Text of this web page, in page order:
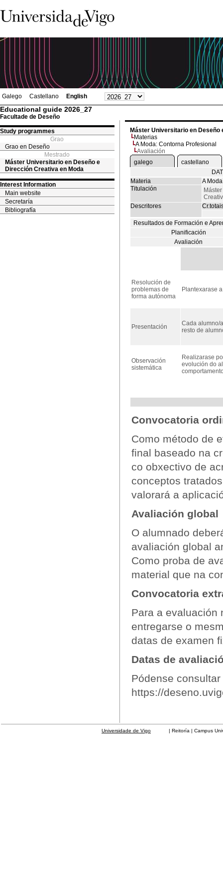
Galego Castellano English
Educational guide 2026_27
Facultade de Deseño
Study programmes
Grao
Grao en Deseño
Mestrado
Máster Universitario en Deseño e
Dirección Creativa en Moda
Interest Information
Main website
Secretaría
Bibliografía
Máster Universitario en Deseño
Materias
A Moda: Contorna Profesional
Avaliación
galego
castellano
Materia
A
Titulación
Descritores
Resultados de Formación e
Planificación
Avaliación
Resolución de
problemas de
forma autónoma
Plantexarase
Presentación
Cada alumno/
resto de
Observación
sistemática
Realizarase
evolución do
Convocatoria
Como método de
final baseado na
co obxectivo de
conceptos
valorará a
Avaliación global
O alumnado
avaliación global
Como proba de
material que na
Convocatoria
Para a evaluación
entregarse o
datas de examen
Datas de
Pódense
https://
Universidade de Vigo | Reitoría | Campus